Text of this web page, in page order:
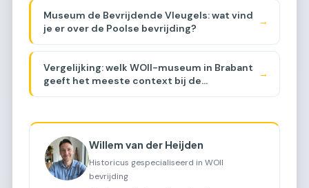
Museum de Bevrijdende Vleugels: wat vind
je er over de Poolse bevrijding?
→
Vergelijking: welk WOII-museum in Brabant
geeft het meeste context bij de
→
Willem van der Heijden
Historicus gespecialiseerd in WOII
bevrijding